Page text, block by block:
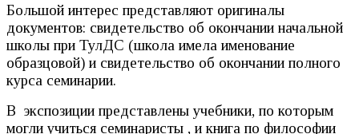
Большой интерес представляют оригиналы
документов: свидетельство об окончании начальной
школы при ТулДС (школа имела именование
образцовой) и свидетельство об окончании полного
курса семинарии.
В экспозиции представлены учебники, по которым
могли учиться семинаристы , и книга по философии